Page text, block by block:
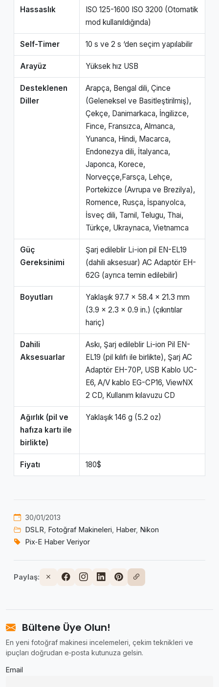
Hassaslık
ISO 125-1600 ISO 3200 (Otomatik
mod kullanıldığında)
Self-Timer 10 s ve 2 s ‘den seçim yapılabilir
Arayüz Yüksek hız USB
Desteklenen
Diller
Arapça, Bengal dili, Çince
(Geleneksel ve Basitleştirilmiş),
Çekçe, Danimarkaca, İngilizce,
Fince, Fransızca, Almanca,
Yunanca, Hindi, Macarca,
Endonezya dili, İtalyanca,
Japonca, Korece,
Norveççe,Farsça, Lehçe,
Portekizce (Avrupa ve Brezilya),
Romence, Rusça, İspanyolca,
İsveç dili, Tamil, Telugu, Thai,
Türkçe, Ukraynaca, Vietnamca
Güç
Gereksinimi
Şarj edileblir Li-ion pil EN-EL19
(dahili aksesuar) AC Adaptör EH-
62G (ayrıca temin edilebilir)
Boyutları
Yaklaşık 97.7 x 58.4 x 21.3 mm
(3.9 x 2.3 x 0.9 in.) (çıkıntılar
hariç)
Dahili
Aksesuarlar
Askı, Şarj edileblir Li-ion Pil EN-
EL19 (pil kılıfı ile birlikte), Şarj AC
Adaptör EH-70P, USB Kablo UC-
E6, A/V kablo EG-CP16, ViewNX
2 CD, Kullanım kılavuzu CD
Ağırlık (pil ve
hafıza kartı ile
birlikte)
Yaklaşık 146 g (5.2 oz)
Fiyatı 180$
30/01/2013
DSLR, Fotoğraf Makineleri, Haber, Nikon
Pix‑E Haber Veriyor
Paylaş:
Bültene Üye Olun!
En yeni fotoğraf makinesi incelemeleri, çekim teknikleri ve
ipuçları doğrudan e‑posta kutunuza gelsin.
Email